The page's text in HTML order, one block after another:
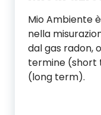
Mio Ambiente
nella
dal gas radon,
termine (short
(long term).